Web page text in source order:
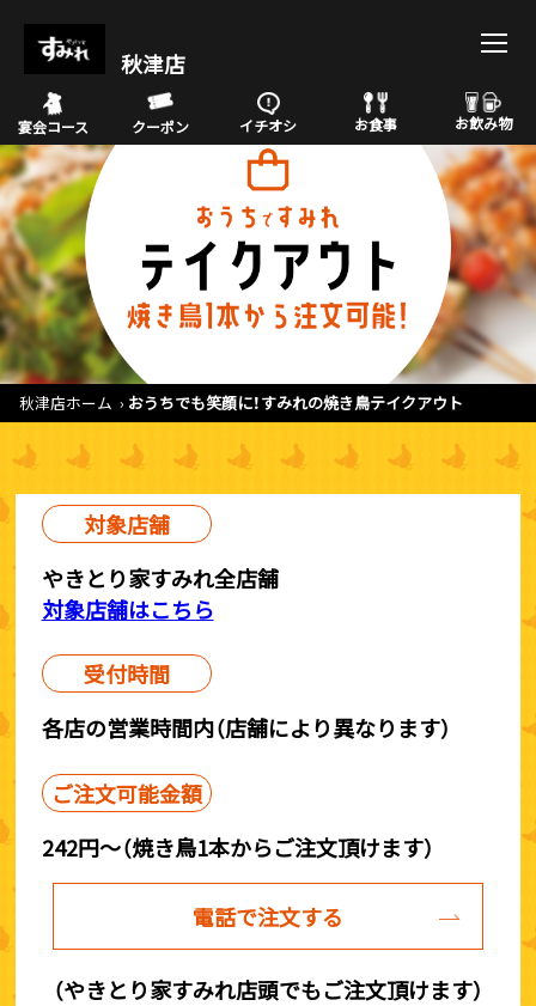
秋津店
宴会コース クーポン イチオシ お食事 お飲み物
秋津店ホーム おうちでも笑顔に！すみれの焼き鳥テイクアウト
対象店舗
やきとり家すみれ全店舗
対象店舗はこちら
受付時間
各店の営業時間内（店舗により異なります）
ご注文可能金額
242円～（焼き鳥1本からご注文頂けます）
電話で注文する
（やきとり家すみれ店頭でもご注文頂けます）